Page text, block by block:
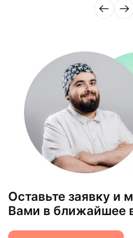
Оставьте заявку и
Вами в ближайшее